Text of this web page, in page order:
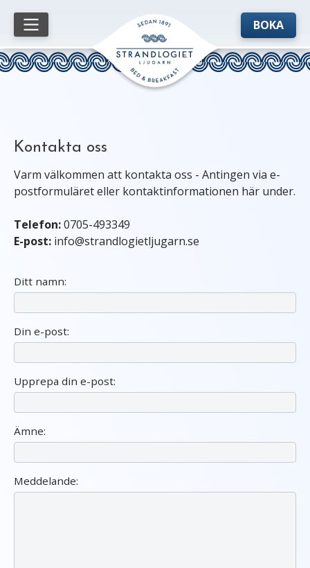
BOKA
Kontakta oss
Varm välkommen att kontakta oss - Antingen via e-
postformuläret eller kontaktinformationen här under.
Telefon:0705-493349
E-post: info@strandlogietljugarn.se
Ditt namn:
Din e-post:
Upprepa din e-post:
Ämne:
Meddelande: